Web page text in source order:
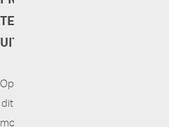
TECHNISCH
UITDAGEND?
Op
dit
moment